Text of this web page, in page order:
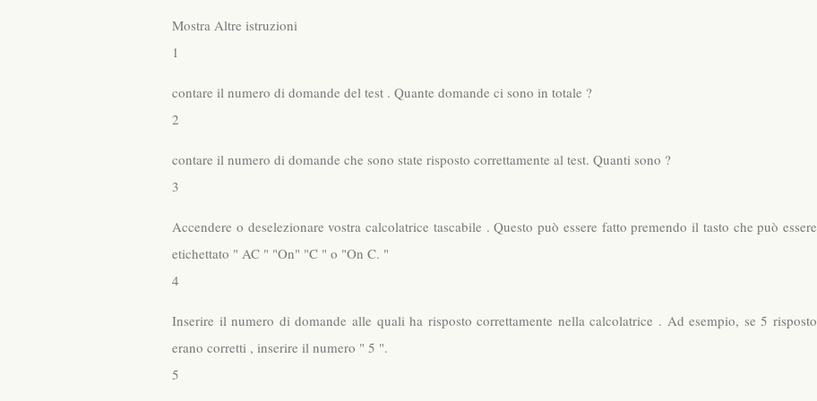
Mostra Altre istruzioni
1
contare il numero di domande del test . Quante domande ci sono in totale ?
2
contare il numero di domande che sono state risposto correttamente al test. Quanti sono ?
3
Accendere o deselezionare vostra calcolatrice tascabile . Questo può essere fatto premendo il tasto che può essere
etichettato " AC " "On" "C " o "On C. "
4
Inserire il numero di domande alle quali ha risposto correttamente nella calcolatrice . Ad esempio, se 5 risposto
erano corretti , inserire il numero " 5 ".
5